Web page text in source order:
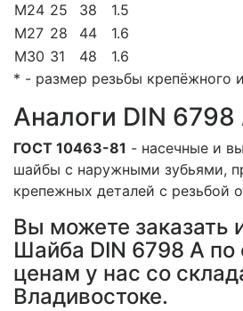
M24 25 38
1.5
М27 28 44
1.6
M30 31 48
1.6
* - размер резьбы крепёжного
Аналоги DIN 6798
ГОСТ 10463-81 - насечные и
шайбы с наружными зубьями,
крепежных деталей с резьбой
Вы можете заказать
Шайба DIN 6798 A по
ценам у нас со
Владивостоке.